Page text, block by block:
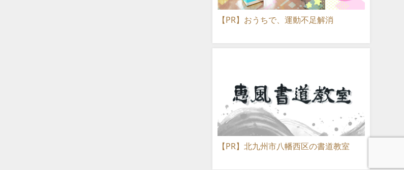
【PR】おうちで、運動不足解消
【PR】北九州市八幡西区の書道教室